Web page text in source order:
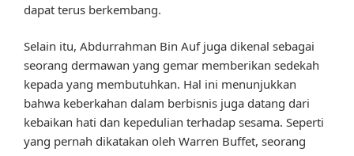
dapat terus berkembang.
Selain itu, Abdurrahman Bin Auf juga dikenal sebagai
seorang dermawan yang gemar memberikan sedekah
kepada yang membutuhkan. Hal ini menunjukkan
bahwa keberkahan dalam berbisnis juga datang dari
kebaikan hati dan kepedulian terhadap sesama. Seperti
yang pernah dikatakan oleh Warren Buffet, seorang